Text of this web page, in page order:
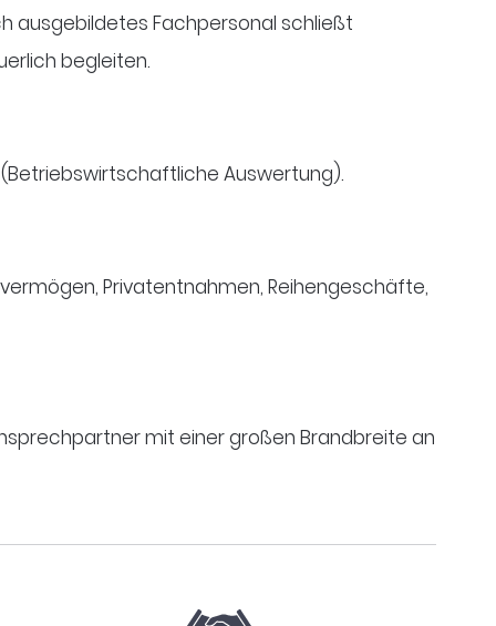
ausgebildetes Fachpersonal schließt
begleiten.
Auswertung).
Privatentnahmen, Reihengeschäfte,
mit einer großen Brandbreite an